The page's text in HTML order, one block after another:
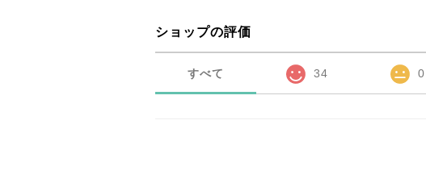
ショップの評価
すべて 34 0